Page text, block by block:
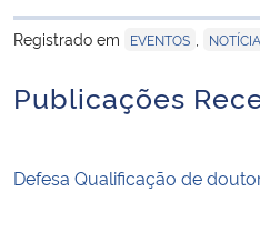
Registrado em
EVENTOS
Publicações
Defesa Qualificação de